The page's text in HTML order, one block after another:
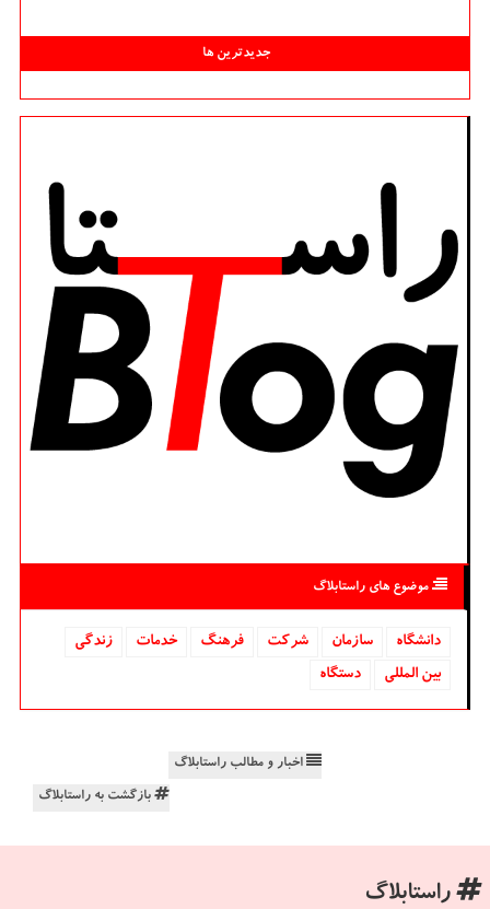
جدیدترین ها
موضوع های راستابلاگ
دانشگاه‌ سازمان شركت فرهنگ خدمات
زندگی
بین المللی
دستگاه
اخبار و مطالب راستابلاگ
بازگشت به راستابلاگ
راستابلاگ